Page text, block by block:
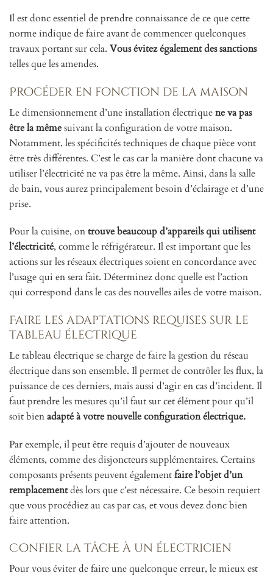
Il est donc essentiel de prendre connaissance de ce que cette
norme indique de faire avant de commencer quelconques
travaux portant sur cela. Vous évitez également des sanctions
telles que les amendes.
Procéder en fonction de la maison
Le dimensionnement d’une installation électriquene va pas
être la mêmesuivant la configuration de votre maison.
Notamment, les spécificités techniques de chaque pièce vont
être très différentes. C’est le cas car la manière dont chacune va
utiliser l’électricité ne va pas être la même. Ainsi, dans la salle
de bain, vous aurez principalement besoin d’éclairage et d’une
prise.
Pour la cuisine, ontrouve beaucoup d’appareils qui utilisent
l’électricité, comme le réfrigérateur. Il est important que les
actions sur les réseaux électriques soient en concordance avec
l’usage qui en sera fait. Déterminez donc quelle est l’action
qui correspond dans le cas des nouvelles ailes de votre maison.
Faire les adaptations requises sur le
tableau électrique
Le tableau électrique se charge de faire la gestion du réseau
électrique dans son ensemble. Il permet de contrôler les flux, la
puissance de ces derniers, mais aussi d’agir en cas d’incident. Il
faut prendre les mesures qu’il faut sur cet élément pour qu’il
soit bienadapté à votre nouvelle configuration électrique.
Par exemple, il peut être requis d’ajouter de nouveaux
éléments, comme des disjoncteurs supplémentaires. Certains
composants présents peuvent égalementfaire l’objet d’un
remplacementdès lors que c’est nécessaire. Ce besoin requiert
que vous procédiez au cas par cas, et vous devez donc bien
faire attention.
Confier la tâche à un électricien
Pour vous éviter de faire une quelconque erreur, le mieux est